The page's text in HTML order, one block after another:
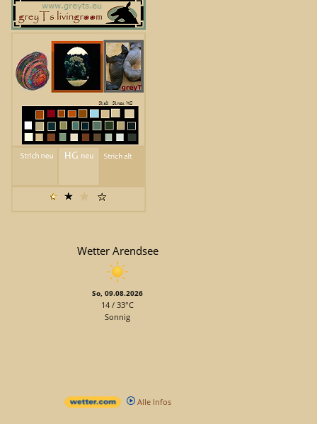
Wetter Arendsee
So, 09.08.2026
14 / 33°C
Sonnig
Alle Infos